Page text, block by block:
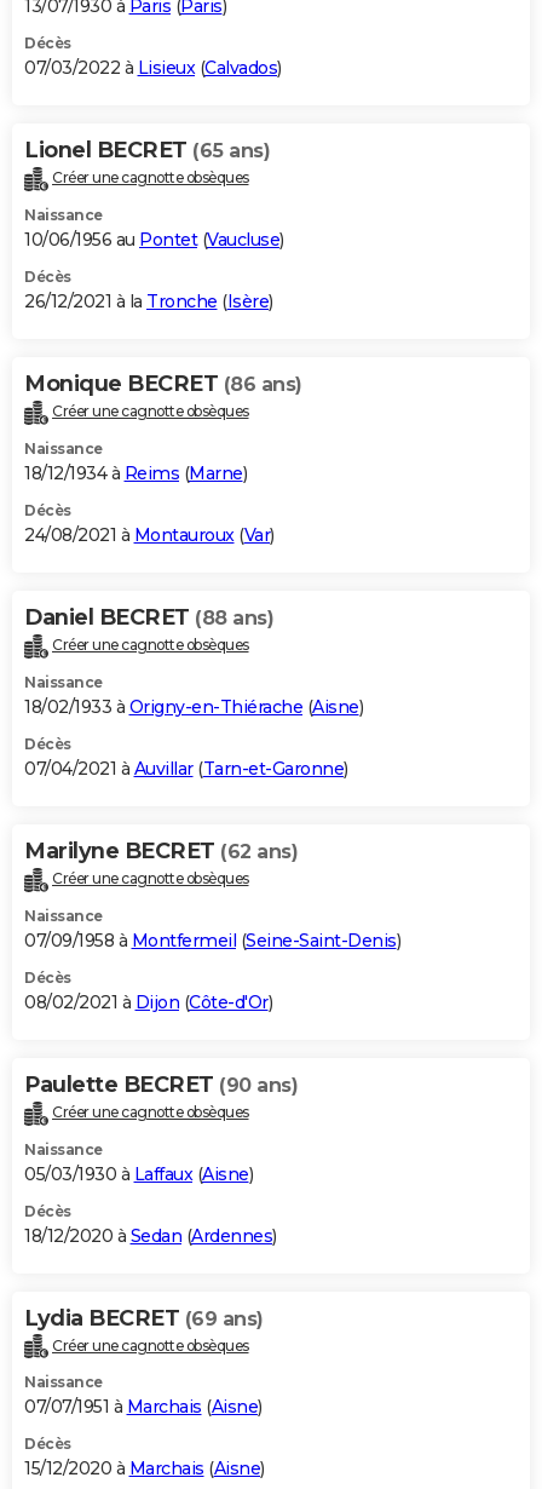
13/07/1930 à Paris (Paris)
Décès
07/03/2022 à Lisieux(Calvados)
Lionel BECRET (65 ans)
Créer une cagnotte obsèques
Naissance
10/06/1956 au Pontet(Vaucluse)
Décès
26/12/2021 à la Tronche (Isère)
Monique BECRET (86 ans)
Créer une cagnotte obsèques
Naissance
18/12/1934 à Reims (Marne)
Décès
24/08/2021 à Montauroux(Var)
Daniel BECRET (88 ans)
Créer une cagnotte obsèques
Naissance
18/02/1933 à Origny-en-Thiérache (Aisne)
Décès
07/04/2021 à Auvillar(Tarn-et-Garonne)
Marilyne BECRET (62 ans)
Créer une cagnotte obsèques
Naissance
07/09/1958 à Montfermeil (Seine-Saint-Denis)
Décès
08/02/2021 à Dijon (Côte-d'Or)
Paulette BECRET (90 ans)
Créer une cagnotte obsèques
Naissance
05/03/1930 à Laffaux (Aisne)
Décès
18/12/2020 à Sedan (Ardennes)
Lydia BECRET (69 ans)
Créer une cagnotte obsèques
Naissance
07/07/1951 à Marchais (Aisne)
Décès
15/12/2020 à Marchais (Aisne)